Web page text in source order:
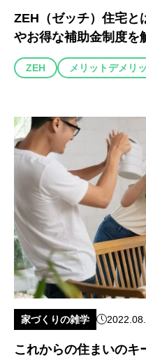
ZEH（ゼッチ）住宅と
やお得な補助金制度を
ZEH メリットデメリ
家づくりの雑学
これからの住まいのキ